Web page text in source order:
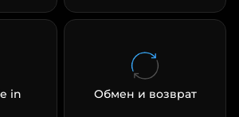
in Обмен и возврат